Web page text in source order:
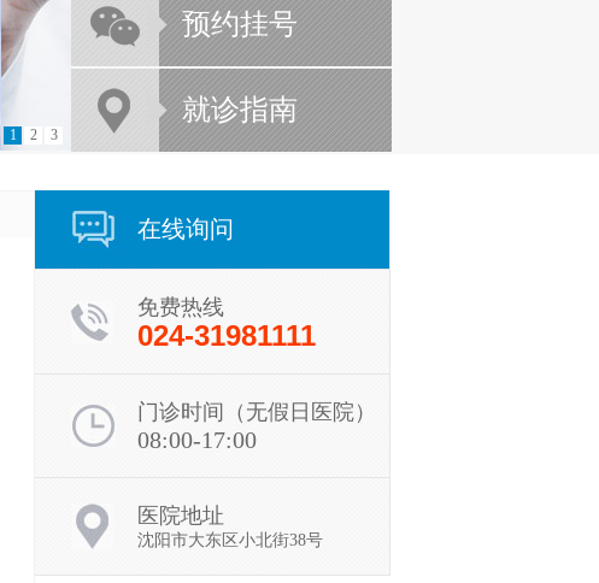
1 2 3
预约挂号
就诊指南
在线询问
免费热线
024-31981111
门诊时间（无假日医院）
08:00-17:00
医院地址
沈阳市大东区小北街38号